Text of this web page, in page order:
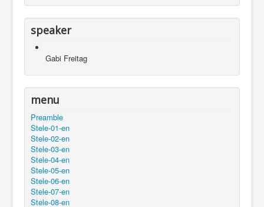
speaker
Gabi Freitag
menu
Preamble
Stele-01-en
Stele-02-en
Stele-03-en
Stele-04-en
Stele-05-en
Stele-06-en
Stele-07-en
Stele-08-en